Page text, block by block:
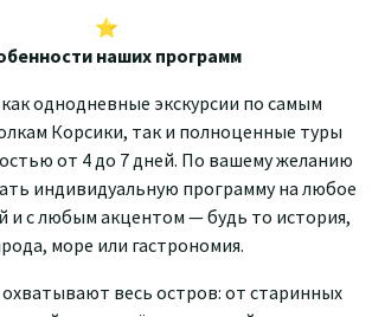
⭐
наших программ
однодневные экскурсии по самым
Корсики, так и полноценные туры
от 4 до 7 дней. По вашему желанию
индивидуальную программу на любое
и с любым акцентом — будь то история,
море или гастрономия.
весь остров: от старинных